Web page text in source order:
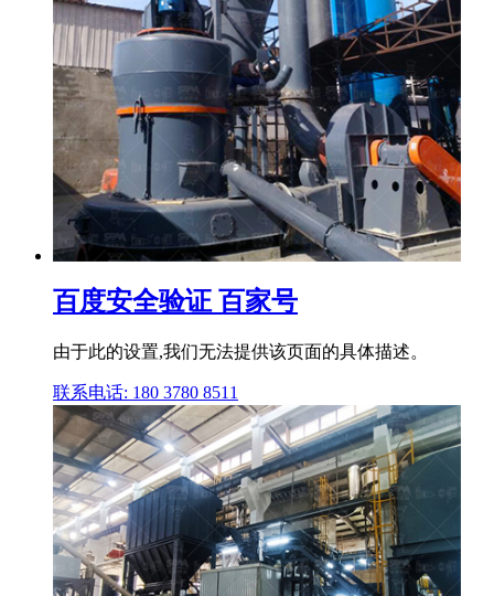
百度安全验证 百家号
由于此的设置,我们无法提供该页面的具体描述。
联系电话: 180 3780 8511